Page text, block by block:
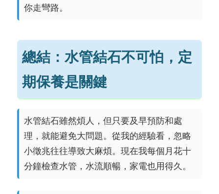
你走彎路。
總結：水管結石不可怕，定
期保養是關鍵
水管結石雖然煩人，但只要及早預防和處
理，就能避免大問題。從我的經驗看，忽略
小徵兆往往導致大麻煩。現在我每個月花十
分鐘檢查水管，水流順暢，家電也用得久。